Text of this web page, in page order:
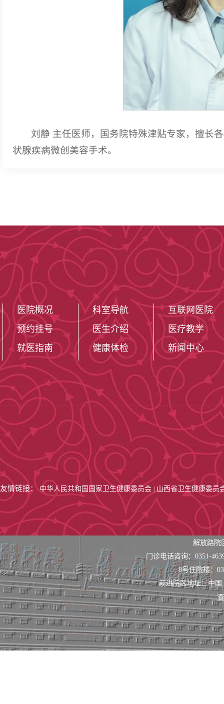
刘静 主任医师，国务院特殊津贴专家，擅长
状腺疾病微创美容手术。
医院概况
预约挂号
就医指南
科室导航
医生介绍
健康体检
互联网医院
医疗教学
新闻中心
友情链接：中华人民共和国国家卫生健康委员会 山西省卫生健康委员
解放路
门诊电话咨询：0351-
8号住院楼：
前进院区地址：中